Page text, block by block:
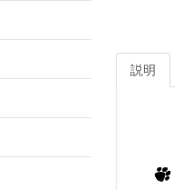
説明